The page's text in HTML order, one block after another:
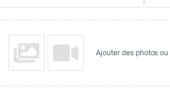
Ajouter des photos ou